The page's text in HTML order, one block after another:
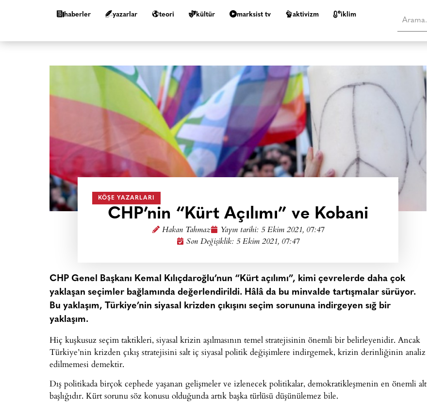
haberler yazarlar teori kültür marksist tv aktivizm i̇klim
KÖŞE YAZARLARI
CHP’nin “Kürt Açılımı” ve Kobani
Hakan Tahmaz Yayın tarihi: 5 Ekim 2021, 07:47
Son Değişiklik: 5 Ekim 2021, 07:47
CHP Genel Başkanı Kemal Kılıçdaroğlu’nun “Kürt açılımı”, kimi çevrelerde daha çok
yaklaşan seçimler bağlamında değerlendirildi. Hâlâ da bu minvalde tartışmalar sürüyor.
Bu yaklaşım, Türkiye’nin siyasal krizden çıkışını seçim sorununa indirgeyen sığ bir
yaklaşım.
Hiç kuşkusuz seçim taktikleri, siyasal krizin aşılmasının temel stratejisinin önemli bir belirleyenidir. Ancak
Türkiye’nin krizden çıkış stratejisini salt iç siyasal politik değişimlere indirgemek, krizin derinliğinin analiz
edilmemesi demektir.
Dış politikada birçok cephede yaşanan gelişmeler ve izlenecek politikalar, demokratikleşmenin en önemli alt
başlığıdır. Kürt sorunu söz konusu olduğunda artık başka türlüsü düşünülemez bile.